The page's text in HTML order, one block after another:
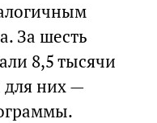
За шесть
8,5 тысячи
для них —